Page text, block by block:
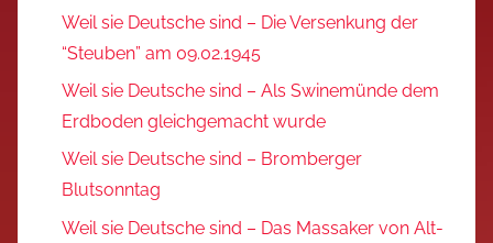
Weil sie Deutsche sind – Die Versenkung der
“Steuben” am 09.02.1945
Weil sie Deutsche sind – Als Swinemünde dem
Erdboden gleichgemacht wurde
Weil sie Deutsche sind – Bromberger
Blutsonntag
Weil sie Deutsche sind – Das Massaker von Alt-